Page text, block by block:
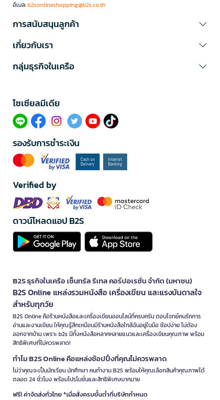
อีเมล:b2sonlineshopping@b2s.co.th
การสนับสนุนลูกค้า
เกี่ยวกับเรา
กลุ่มธุรกิจในเครือ
โซเซียลมีเดีย​
รองรับการชำระเงิน
Verified by
ดาวน์โหลดแอป B2S
B2S ธุรกิจในเครือ เซ็นทรัล รีเทล คอร์ปอเรชั่น จำกัด (มหาชน)
B2S Online แหล่งรวมหนังสือ เครื่องเขียน และแรงบันดาลใจ
สำหรับทุกวัย
B2S Online คือร้านหนังสือและเครื่องเขียนออนไลน์ที่ครบครัน ตอบโจทย์คนรักการ
อ่านและงานเขียน ให้คุณรู้สึกเหมือนมีร้านหนังสือใกล้ฉันอยู่ในมือ ช้อปง่าย ไม่ต้อง
ออกจากบ้าน เพราะ b2s มีทั้งหนังสือหลากหลายแนวและเครื่องเขียนคุณภาพ พร้อม
สิทธิพิเศษที่ไม่ควรพลาด!
ทำไม B2S Online คือแหล่งช้อปปิ้งที่คุณไม่ควรพลาด
ไม่ว่าคุณจะเป็นนักเรียน นักศึกษา คนทำงาน B2S พร้อมให้คุณเลือกสินค้าคุณภาพได้
ตลอด 24 ชั่วโมง พร้อมโปรโมชั่นและสิทธิพิเศษมากมาย
ฟรี! ค่าจัดส่งทั่วไทย *เมื่อสั่งครบขั้นต่ำที่บริษัทกำหนด